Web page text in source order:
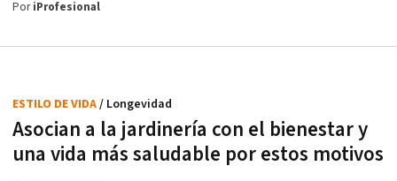
PoriProfesional
Asocian a la jardinería con el bienestar y
una vida más saludable por estos motivos
ESTILO DE VIDA/ Longevidad